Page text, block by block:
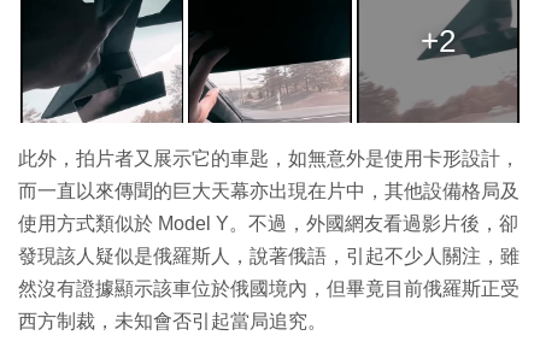
+2
此外，拍片者又展示它的車匙，如無意外是使用卡形設計，
而一直以來傳聞的巨大天幕亦出現在片中，其他設備格局及
使用方式類似於 Model Y。不過，外國網友看過影片後，卻
發現該人疑似是俄羅斯人，說著俄語，引起不少人關注，雖
然沒有證據顯示該車位於俄國境內，但畢竟目前俄羅斯正受
西方制裁，未知會否引起當局追究。